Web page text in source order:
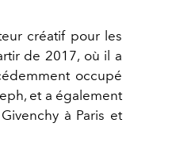
créatif pour les
de 2017, où il a
occupé
et a également
à Paris et